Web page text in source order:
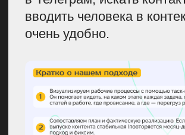
Бывает такое, что просто классный
автор ведет телеграм-канал, у него
активная аудитория, и самое
простое, что мы можем сделать, —
статью, предложить список тем
ребятам, с которыми бы хотели
заколлабиться.
Также у нас есть эксперты,
которые не из нашей компании,